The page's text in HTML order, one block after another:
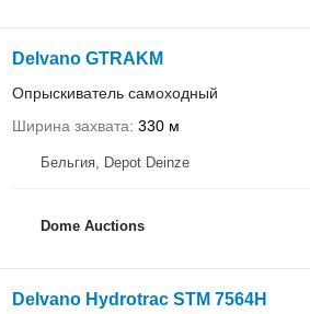
Delvano GTRAKM
Опрыскиватель самоходный
Ширина захвата 330 м
Бельгия, Depot Deinze
Dome Auctions
Delvano Hydrotrac STM 7564H